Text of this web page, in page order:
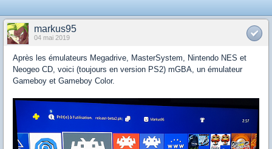
markus95
04 mai 2019
Après les émulateurs Megadrive, MasterSystem, Nintendo NES et
Neogeo CD, voici (toujours en version PS2) mGBA, un émulateur
Gameboy et Gameboy Color.